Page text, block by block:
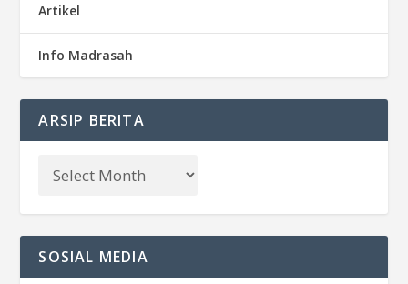
Artikel
Info Madrasah
ARSIP BERITA
SOSIAL MEDIA